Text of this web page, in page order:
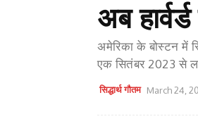
अब
अमेरिका के बोस्टन में
एक सितंबर 2023 से
सिद्धार्थ गौतम March 24,